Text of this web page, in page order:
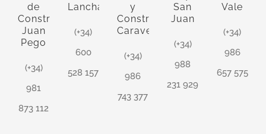
de
Construcción
Juan
Pego
(+34)
981
873 112
Lancha
(+34)
600
528 157
y
Construcciones
Caravel
(+34)
986
743 377
San
Juan
(+34)
988
231 929
Vale
(+34)
986
657 575